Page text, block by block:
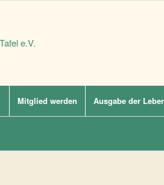
Mitglied werden Ausgabe der